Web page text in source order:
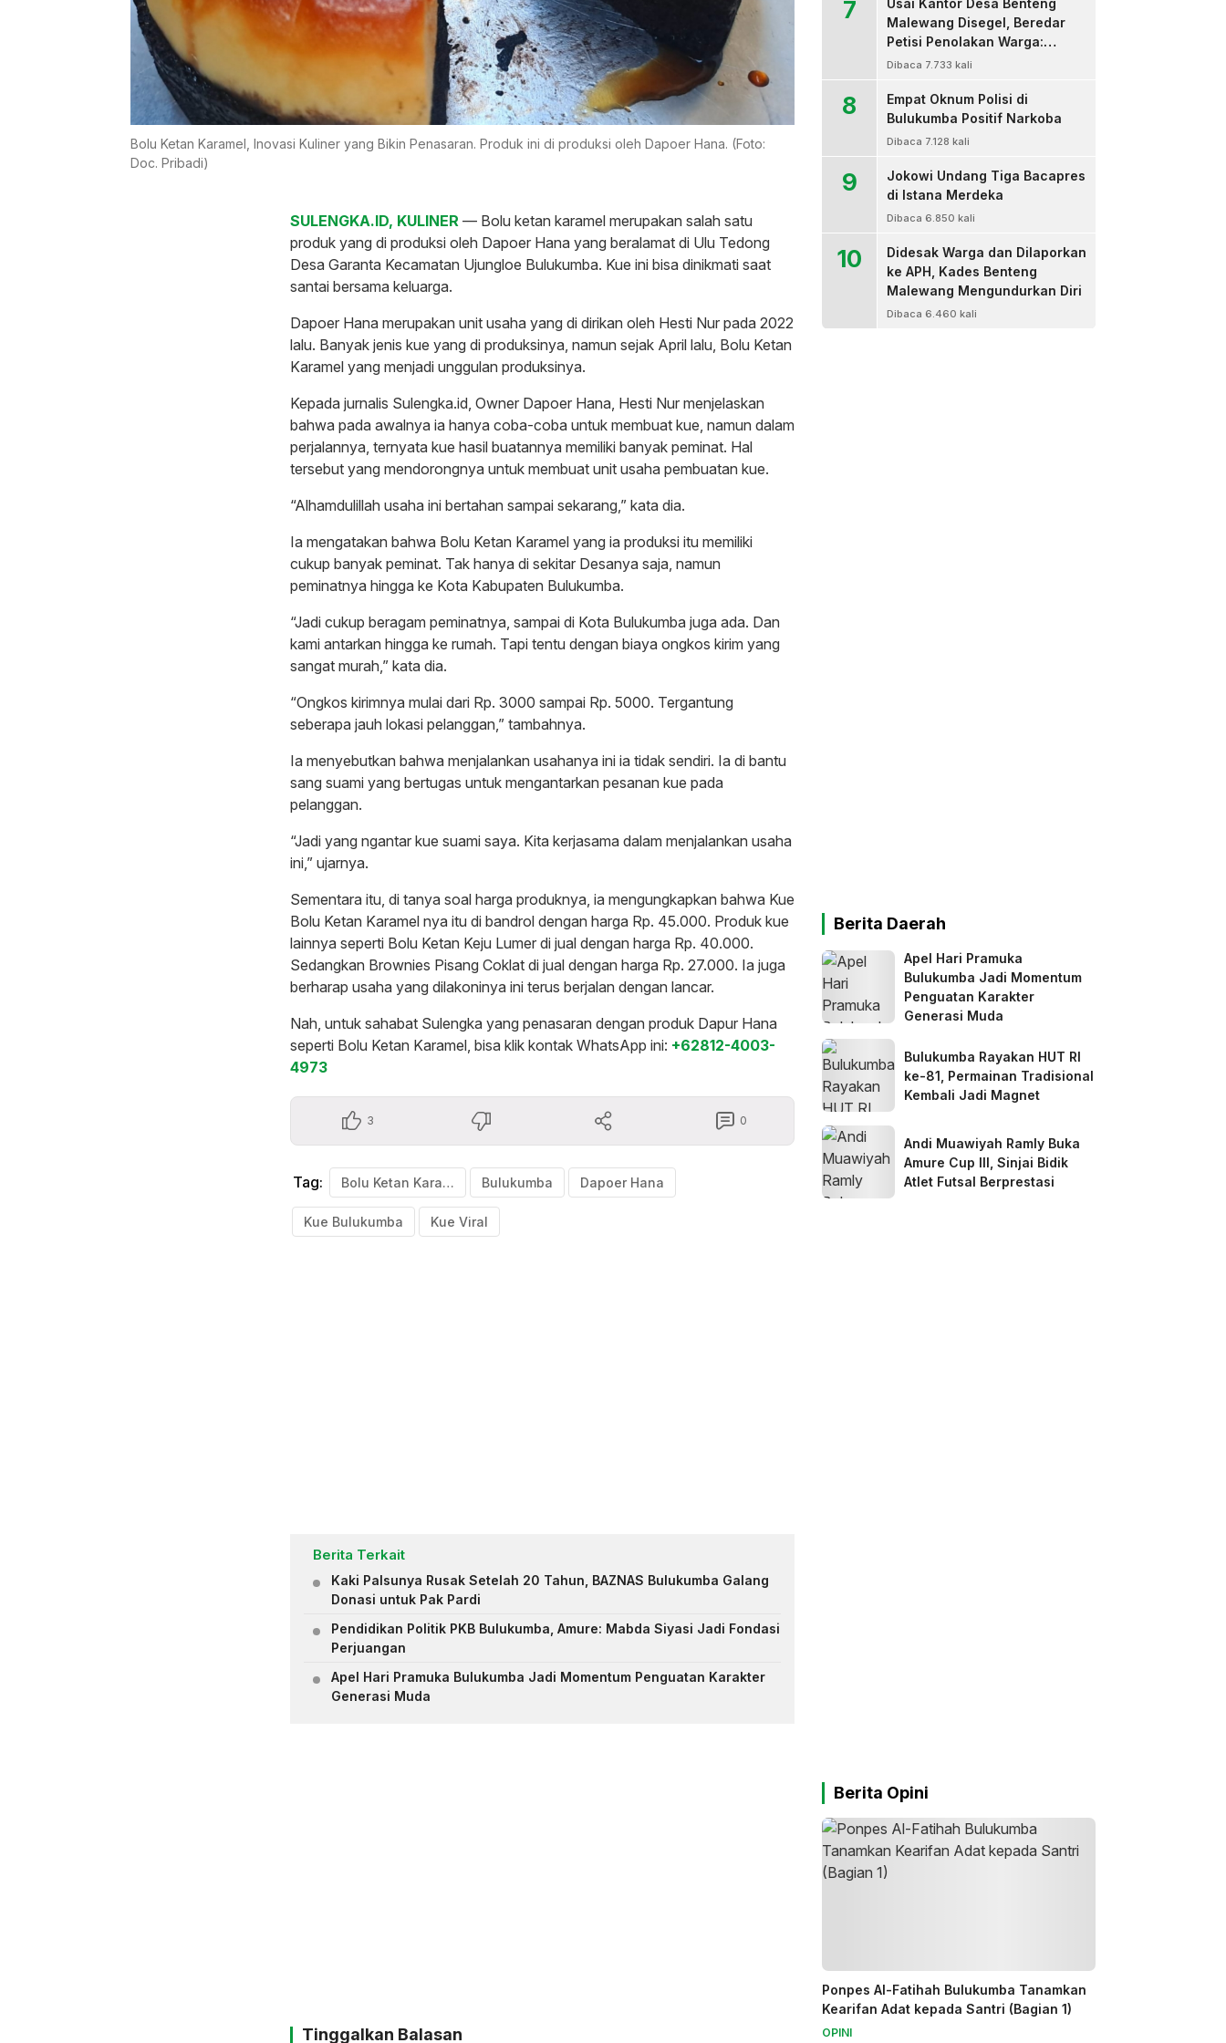
Bolu Ketan Karamel, Inovasi Kuliner yang Bikin Penasaran. Produk ini di produksi oleh Dapoer Hana. (Foto:
Doc. Pribadi)
SULENGKA.ID, KULINER — Bolu ketan karamel merupakan salah satu
produk yang di produksi oleh Dapoer Hana yang beralamat di Ulu Tedong
Desa Garanta Kecamatan Ujungloe Bulukumba. Kue ini bisa dinikmati saat
santai bersama keluarga.
Dapoer Hana merupakan unit usaha yang di dirikan oleh Hesti Nur pada 2022
lalu. Banyak jenis kue yang di produksinya, namun sejak April lalu, Bolu Ketan
Karamel yang menjadi unggulan produksinya.
Kepada jurnalis Sulengka.id, Owner Dapoer Hana, Hesti Nur menjelaskan
bahwa pada awalnya ia hanya coba-coba untuk membuat kue, namun dalam
perjalannya, ternyata kue hasil buatannya memiliki banyak peminat. Hal
tersebut yang mendorongnya untuk membuat unit usaha pembuatan kue.
“Alhamdulillah usaha ini bertahan sampai sekarang,” kata dia.
Ia mengatakan bahwa Bolu Ketan Karamel yang ia produksi itu memiliki
cukup banyak peminat. Tak hanya di sekitar Desanya saja, namun
peminatnya hingga ke Kota Kabupaten Bulukumba.
“Jadi cukup beragam peminatnya, sampai di Kota Bulukumba juga ada. Dan
kami antarkan hingga ke rumah. Tapi tentu dengan biaya ongkos kirim yang
sangat murah,” kata dia.
“Ongkos kirimnya mulai dari Rp. 3000 sampai Rp. 5000. Tergantung
seberapa jauh lokasi pelanggan,” tambahnya.
Ia menyebutkan bahwa menjalankan usahanya ini ia tidak sendiri. Ia di bantu
sang suami yang bertugas untuk mengantarkan pesanan kue pada
pelanggan.
“Jadi yang ngantar kue suami saya. Kita kerjasama dalam menjalankan usaha
ini,” ujarnya.
Sementara itu, di tanya soal harga produknya, ia mengungkapkan bahwa Kue
Bolu Ketan Karamel nya itu di bandrol dengan harga Rp. 45.000. Produk kue
lainnya seperti Bolu Ketan Keju Lumer di jual dengan harga Rp. 40.000.
Sedangkan Brownies Pisang Coklat di jual dengan harga Rp. 27.000. Ia juga
berharap usaha yang dilakoninya ini terus berjalan dengan lancar.
Nah, untuk sahabat Sulengka yang penasaran dengan produk Dapur Hana
seperti Bolu Ketan Karamel, bisa klik kontak WhatsApp ini: +62812-4003-
4973
3 0
Tag: Bolu Ketan Karamel Bulukumba Dapoer Hana
Kue Bulukumba Kue Viral
Berita Terkait
Kaki Palsunya Rusak Setelah 20 Tahun, BAZNAS Bulukumba Galang
Donasi untuk Pak Pardi
Pendidikan Politik PKB Bulukumba, Amure: Mabda Siyasi Jadi Fondasi
Perjuangan
Apel Hari Pramuka Bulukumba Jadi Momentum Penguatan Karakter
Generasi Muda
Tinggalkan Balasan
7
Usai Kantor Desa Benteng
Malewang Disegel, Beredar
Petisi Penolakan Warga:
Sekretaris Hingga BPD Turut
Dibaca 7.733 kali
8
Empat Oknum Polisi di
Bulukumba Positif Narkoba
Dibaca 7.128 kali
9
Jokowi Undang Tiga Bacapres
di Istana Merdeka
Dibaca 6.850 kali
10
Didesak Warga dan Dilaporkan
ke APH, Kades Benteng
Malewang Mengundurkan Diri
Dibaca 6.460 kali
Berita Daerah
Apel Hari Pramuka
Bulukumba Jadi Momentum
Penguatan Karakter
Generasi Muda
Bulukumba Rayakan HUT RI
ke-81, Permainan Tradisional
Kembali Jadi Magnet
Andi Muawiyah Ramly Buka
Amure Cup III, Sinjai Bidik
Atlet Futsal Berprestasi
Berita Opini
Ponpes Al-Fatihah Bulukumba Tanamkan
Kearifan Adat kepada Santri (Bagian 1)
OPINI